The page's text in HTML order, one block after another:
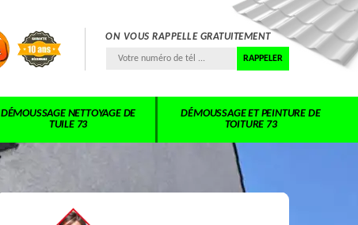
ON VOUS RAPPELLE GRATUITEMENT
DÉMOUSSAGE NETTOYAGE DE
TUILE 73
DÉMOUSSAGE ET PEINTURE DE
TOITURE 73